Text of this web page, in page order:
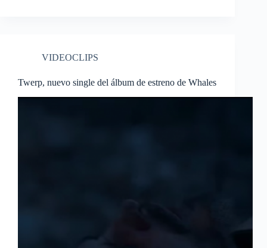
VIDEOCLIPS
Twerp, nuevo single del álbum de estreno de Whales